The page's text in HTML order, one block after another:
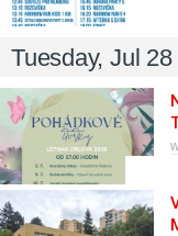
Tuesday, Jul 28